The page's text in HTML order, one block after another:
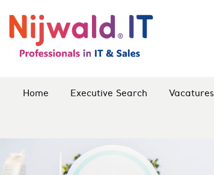
Home Executive Search Vacatures